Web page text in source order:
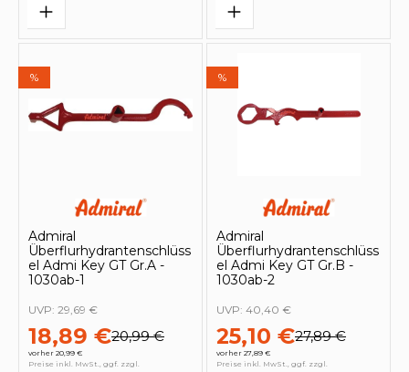
%
Admiral
Überflurhydrantenschlüss
el Admi Key GT Gr.A -
1030ab-1
18,89 €20,99 €
vorher 20,99 €
UVP: 29,69 €
Preise inkl. MwSt., ggf. zzgl.
%
Admiral
Überflurhydrantenschlüss
el Admi Key GT Gr.B -
1030ab-2
25,10 €27,89 €
vorher 27,89 €
UVP: 40,40 €
Preise inkl. MwSt., ggf. zzgl.